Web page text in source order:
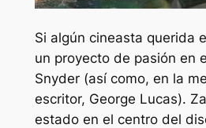
Si algún cineasta querida
un proyecto de pasión en
Snyder (así como, en la
escritor, George Lucas).
estado en el centro del